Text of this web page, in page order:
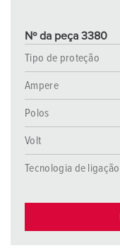
Nº da peça 3380
Tipo de proteção
Ampere
Polos
Volt
Tecnologia de ligação